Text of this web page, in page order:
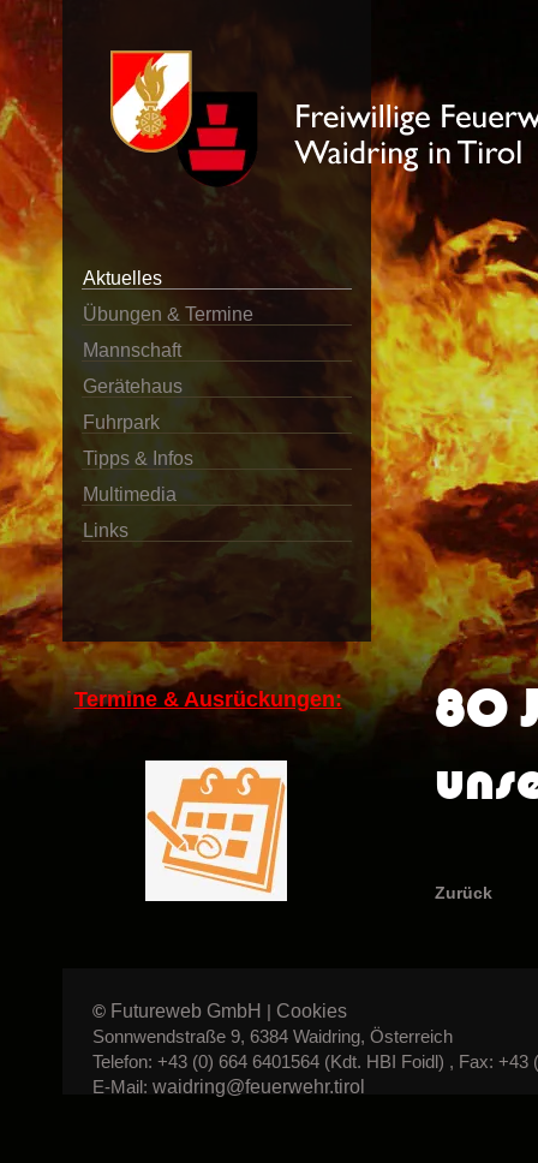
Aktuelles
Übungen & Termine
Mannschaft
Gerätehaus
Fuhrpark
Tipps & Infos
Multimedia
Links
Termine & Ausrückungen:
80
Zurück
© Futureweb GmbH | Cookies
Sonnwendstraße 9, 6384 Waidring, Österreich
Telefon: +43 (0) 664 6401564 (Kdt. HBI Foidl) , Fax: +43
E-Mail: waidring@feuerwehr.tirol